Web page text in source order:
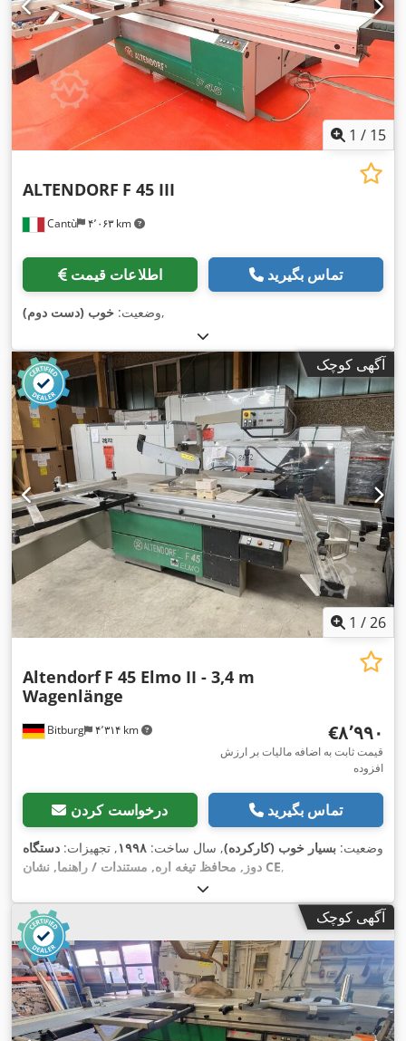
1 / 15
Cantù ۴٬۰۶۳ km
ALTENDORF F 45 III
اطلاعات قیمت تماس بگیرید
وضعیت: خوب (دست دوم) ,
آگهی کوچک
1 /26
Bitburg ۴٬۳۱۴ km
Altendorf F 45 Elmo II - 3,4 m
Wagenlänge
‎€۸٬۹۹۰
قیمت ثابت به اضافه مالیات بر ارزش
افزوده
درخواست کردن تماس بگیرید
وضعیت: بسیار خوب (کارکرده), سال ساخت: ۱۹۹۸, تجهیزات: دستگاه
دوز, محافظ تیغه اره, مستندات / راهنما, نشان CE,
آگهی کوچک